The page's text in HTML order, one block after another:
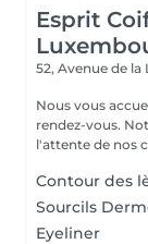
Esprit
52, Avenue de la
Nous vous
rendez-vous.
l'attente de nos
Contour des
Sourcils
Eyeliner